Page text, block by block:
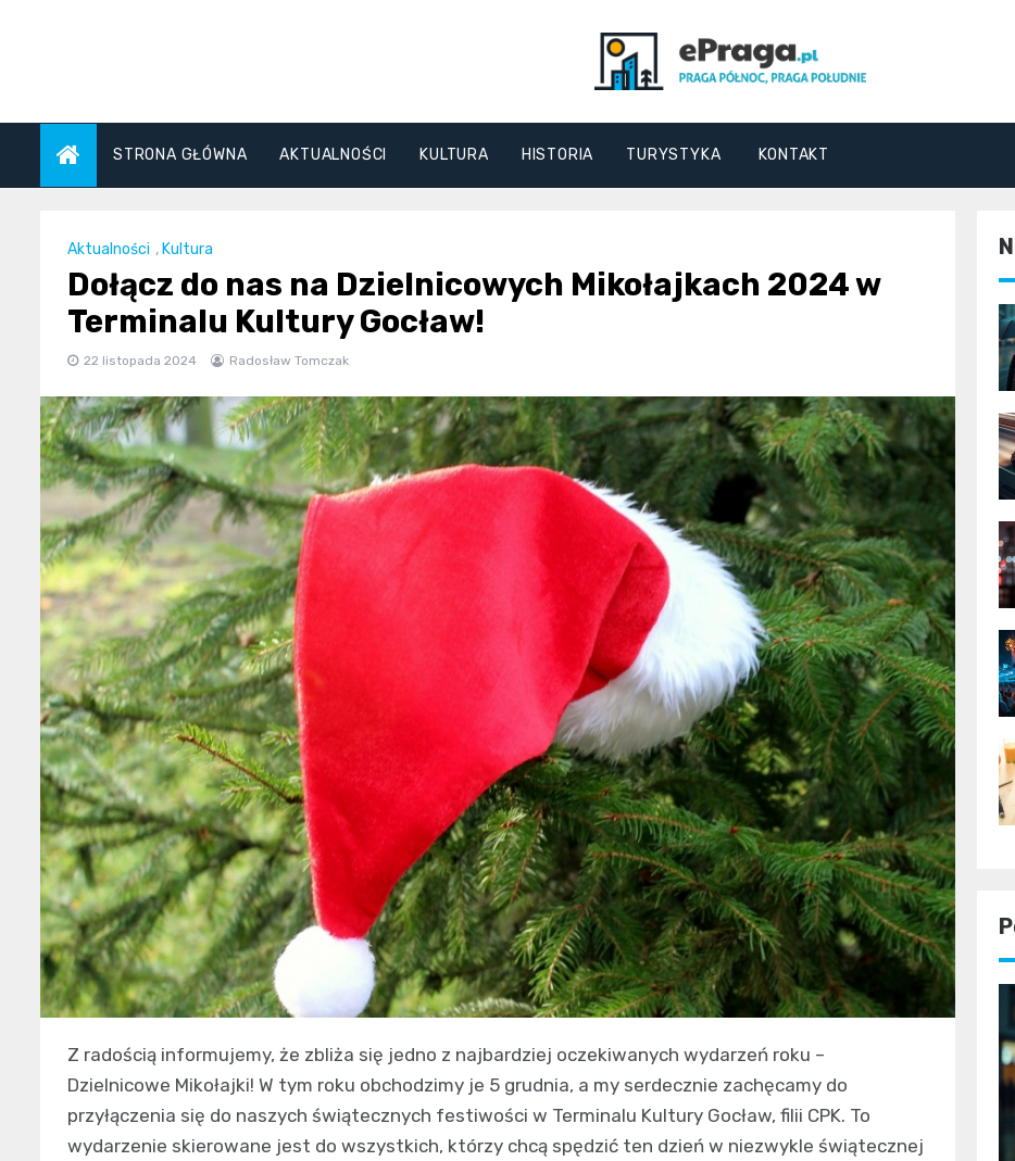
ePraga.pl
STRONA GŁÓWNA AKTUALNOŚCI KULTURA HISTORIA TURYSTYKA KONTAKT
Aktualności , Kultura
Dołącz do nas na Dzielnicowych Mikołajkach 2024 w
Terminalu Kultury Gocław!
22 listopada 2024 Radosław Tomczak
Z radością informujemy, że zbliża się jedno z najbardziej oczekiwanych wydarzeń roku –
Dzielnicowe Mikołajki! W tym roku obchodzimy je 5 grudnia, a my serdecznie zachęcamy do
przyłączenia się do naszych świątecznych festiwości w Terminalu Kultury Gocław, filii CPK. To
wydarzenie skierowane jest do wszystkich, którzy chcą spędzić ten dzień w niezwykle świątecznej